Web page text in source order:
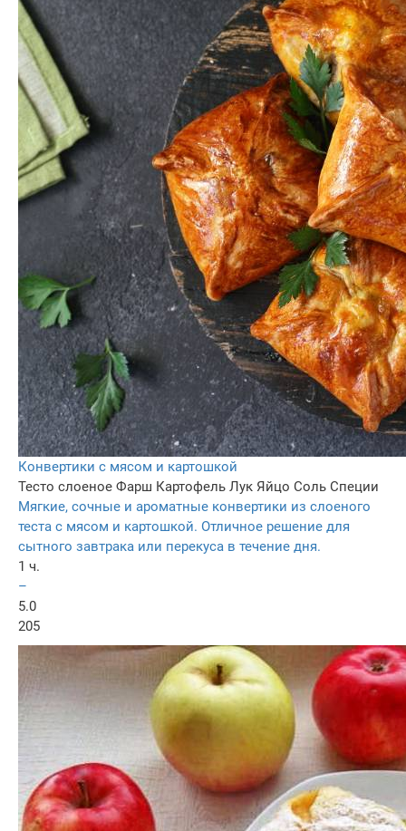
Конвертики с мясом и картошкой
Тесто слоеное Фарш Картофель Лук Яйцо Соль Специи
Мягкие, сочные и ароматные конвертики из слоеного
теста с мясом и картошкой. Отличное решение для
сытного завтрака или перекуса в течение дня.
1 ч.
–
5.0
205